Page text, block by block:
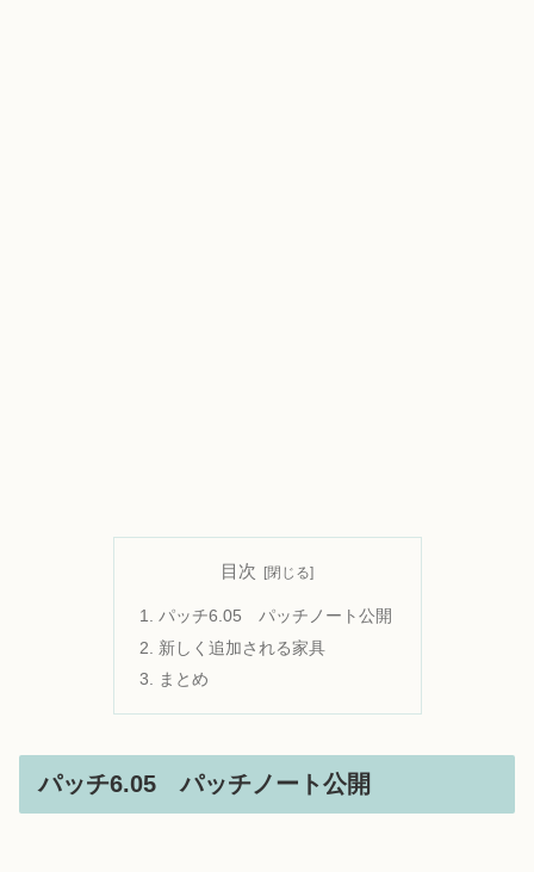
目次
パッチ6.05 パッチノート公開
新しく追加される家具
まとめ
パッチ6.05 パッチノート公開